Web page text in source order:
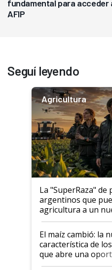
fundamental para acceder
AFIP
Seguí leyendo
Agricultura
La "SuperRaza" de
argentinos que
agricultura a un
posibilidades de
infinitas"
El maíz cambió: la
característica de
que abre una
el lote